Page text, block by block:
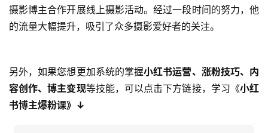
摄影博主合作开展线上摄影活动。经过一段时间的努力，他
的流量大幅提升，吸引了众多摄影爱好者的关注。
另外，如果您想更加系统的掌握小红书运营、涨粉技巧、内
容创作、博主变现等技能，可以点击下方链接，学习《小红
书博主爆粉课》↓